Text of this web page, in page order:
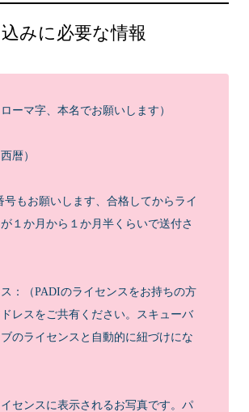
みに必要な情報
ーマ字、本名でお願いします）
暦）
号もお願いします、合格してからライ
１か月から１か月半くらいで送付さ
：（PADIのライセンスをお持ちの方
レスをご共有ください。スキューバ
のライセンスと自動的に紐づけにな
センスに表示されるお写真です。パ